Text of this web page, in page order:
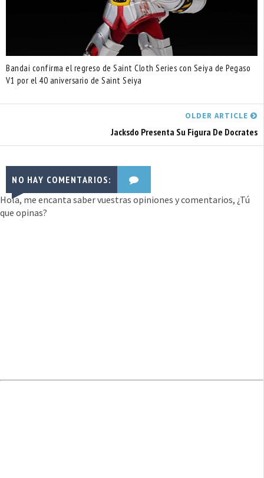
Bandai confirma el regreso de Saint Cloth Series con Seiya de Pegaso
V1 por el 40 aniversario de Saint Seiya
OLDER ARTICLE
Jacksdo Presenta Su Figura De Docrates
NO HAY COMENTARIOS:
Hola, me encanta saber vuestras opiniones y comentarios, ¿Tú
que opinas?